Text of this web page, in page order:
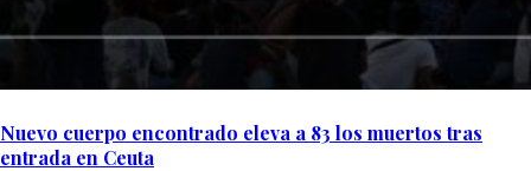
Nuevo cuerpo encontrado eleva a 83 los muertos tras
entrada en Ceuta